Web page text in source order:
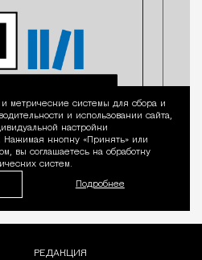
Уведомление
метрические системы для сбора и
и использовании сайта,
настройки
кнопку «Принять» или
вы соглашаетесь на обработку
систем.
Подробнее
РЕДАКЦИЯ